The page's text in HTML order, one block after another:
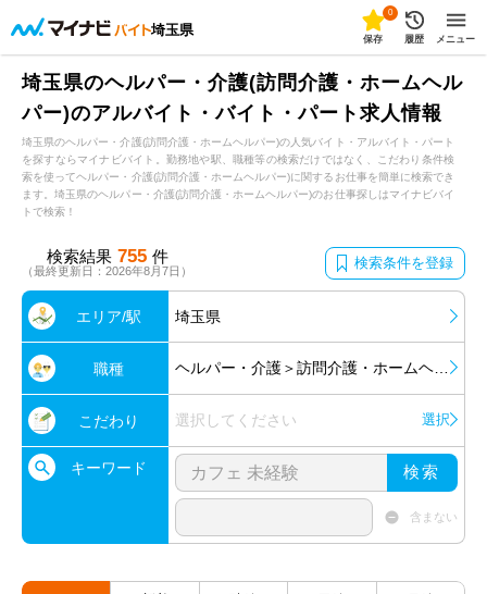
埼玉県
0
保存 履歴 メニュー
埼玉県のヘルパー・介護(訪問介護・ホームヘル
パー)のアルバイト・バイト・パート求人情報
埼玉県のヘルパー・介護(訪問介護・ホームヘルパー)の人気バイト・アルバイト・パート
を探すならマイナビバイト。勤務地や駅、職種等の検索だけではなく、こだわり条件検
索を使ってヘルパー・介護(訪問介護・ホームヘルパー)に関するお仕事を簡単に検索でき
ます。埼玉県のヘルパー・介護(訪問介護・ホームヘルパー)のお仕事探しはマイナビバイ
トで検索！
検索結果 755 件
（最終更新日：2026年8月7日） 検索条件を登録
エリア/駅 埼玉県
職種
こだわり 選択してください 選択
キーワード 検索
含まない